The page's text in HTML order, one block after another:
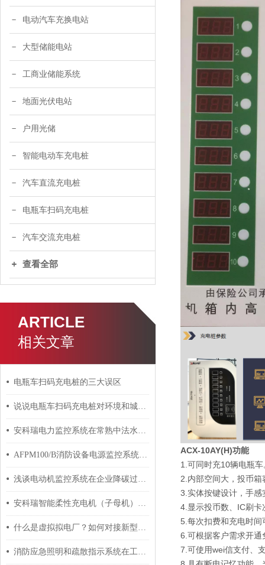
电动汽车充换电站
大型储能电站
工商业储能系统
地面光伏电站
户用光储
智能电动车充电桩
汽车直流充电桩
电瓶车扫码充电桩
汽车交流充电桩
查看全部
ARTICLE
相关文章
电瓶车扫码充电桩的三大误区
说说电瓶车扫码充电桩对环境和城市可持续发展的影响
安科瑞电力监控系统在常熟中法水务有限公司的设计与应用
AFPM100/B消防设备电源监控系统在南昌万达茂的应用
浅谈电动机监控系统在企业降碳过程中的作用 安科瑞 许敏
安科瑞智能柔性充电机（子母机）：轻量化建站的破局利器
什么是虚拟拟电厂？如何对接新型电力微电网管理系统？安科瑞 许敏
消防应急照明和疏散指示系统在工业建筑项目上的应用介绍
ACX-10AY(H)功能
1.可同时充10辆电瓶车
2.内部空间大，投币
3.实体按键设计，手
4.显示投币数、IC刷卡
5.每次扣费和充电时
6.可根据客户需求开通
7.可使用wei信支付、